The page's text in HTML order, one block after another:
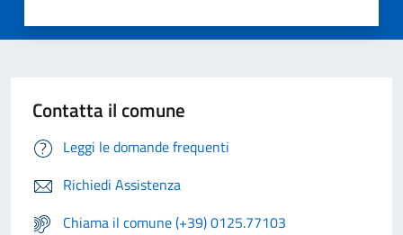
Contatta il comune
Leggi le domande frequenti
Richiedi Assistenza
Chiama il comune (+39) 0125.77103